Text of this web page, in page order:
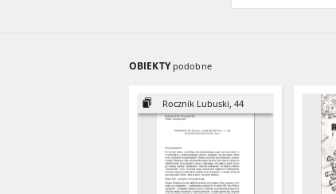
OBIEKTY podobne
Rocznik Lubuski, 44